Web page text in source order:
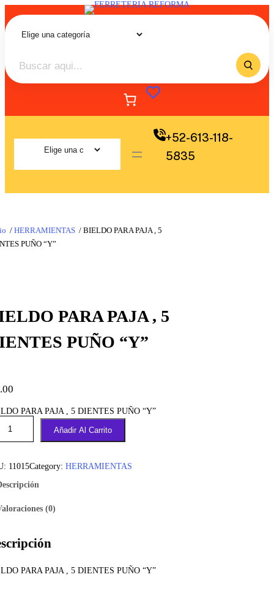
+52-613-118-
5835
/ HERRAMIENTAS / BIELDO PARA PAJA , 5
PUÑO “Y”
PARA PAJA , 5
PUÑO “Y”
PARA PAJA , 5 DIENTES PUÑO “Y”
Añadir Al Carrito
11015Category: HERRAMIENTAS
(0)
PARA PAJA , 5 DIENTES PUÑO “Y”